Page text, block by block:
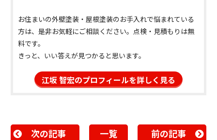
お住まいの外壁塗装・屋根塗装のお手入れで悩まれている
方は、是非お気軽にご相談ください。点検・見積もりは無
料です。
きっと、いい答えが見つかると思います。
江坂 智宏のプロフィールを詳しく見る
次の記事 一覧 前の記事